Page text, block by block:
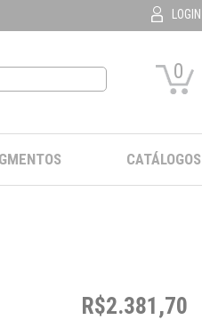
LOGIN
0
CATÁLOGOS
R$2.381,70